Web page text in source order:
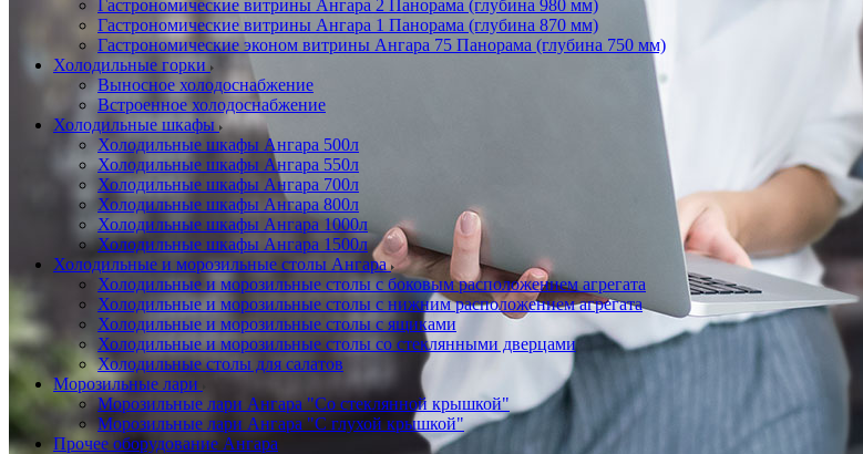
Гастрономические витрины Ангара 2 Панорама (глубина 980 мм)
Гастрономические витрины Ангара 1 Панорама (глубина 870 мм)
Гастрономические эконом витрины Ангара 75 Панорама (глубина 750 мм)
Холодильные горки
Выносное холодоснабжение
Встроенное холодоснабжение
Холодильные шкафы
Холодильные шкафы Ангара 500л
Холодильные шкафы Ангара 550л
Холодильные шкафы Ангара 700л
Холодильные шкафы Ангара 800л
Холодильные шкафы Ангара 1000л
Холодильные шкафы Ангара 1500л
Холодильные и морозильные столы Ангара
Холодильные и морозильные столы с боковым расположением агрегата
Холодильные и морозильные столы с нижним расположением агрегата
Холодильные и морозильные столы с ящиками
Холодильные и морозильные столы со стеклянными дверцами
Холодильные столы для салатов
Морозильные лари
Морозильные лари Ангара "Со стеклянной крышкой"
Морозильные лари Ангара "С глухой крышкой"
Прочее оборудование Ангара